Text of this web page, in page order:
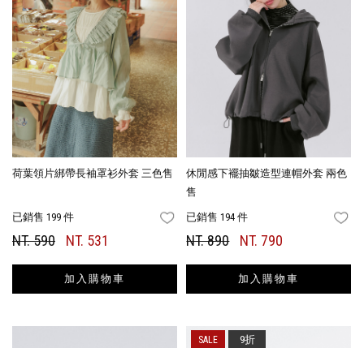
荷葉領片綁帶長袖罩衫外套 三色售
已銷售 199 件 FAVORITES
NT. 590 NT. 531
加入購物車
休閒感下襬抽皺造型連帽外套 兩色
售
已銷售 194 件
NT. 890 NT. 790
加入購物車
9折